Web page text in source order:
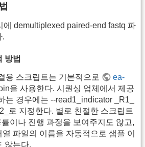
에 demultiplexed paired-end fastq 파
.
방법
용 스크립트는 기본적으로
ea-
을 사용한다. 시퀀싱 업체에서 제공
는 경우에는 --read1_indicator _R1_
로 지정한다. 별로 친절한 스크립트
이나 진행 과정을 보여주지도 않고,
파일의 이름을 자동적으로 샘플 이
않는다.